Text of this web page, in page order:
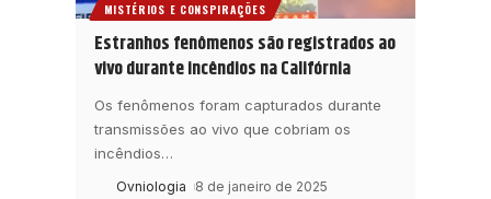
MISTÉRIOS E CONSPIRAÇÕES
Estranhos fenômenos são registrados ao
vivo durante incêndios na Califórnia
Os fenômenos foram capturados durante
transmissões ao vivo que cobriam os
incêndios…
Ovniologia 8 de janeiro de 2025